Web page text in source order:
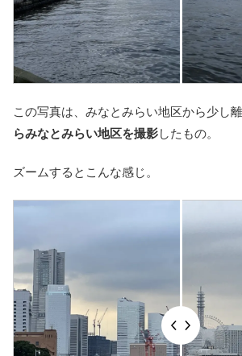
この写真は、みなとみらい地区から少し離
らみなとみらい地区を撮影したもの。
ズームするとこんな感じ。